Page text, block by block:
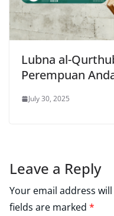
Lubna al-
Perempuan
July 30, 2025
Leave a Reply
Your email address
fields are marked *